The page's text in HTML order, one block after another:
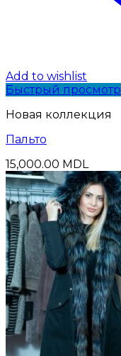
Add to wishlist
Быстрый просмотр
Новая коллекция
Пальто
15,000.00 MDL